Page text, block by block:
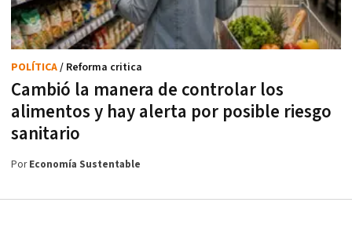
Cambió la manera de controlar los
alimentos y hay alerta por posible riesgo
sanitario
POLÍTICA/ Reforma critica
PorEconomía Sustentable